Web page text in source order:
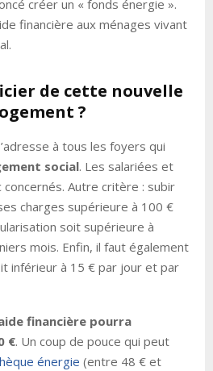
créer un « fonds énergie ».
financière aux ménages vivant
de cette nouvelle
?
à tous les foyers qui
social. Les salariées et
Autre critère : subir
charges supérieure à 100 €
soit supérieure à
mois. Enfin, il faut également
inférieur à 15 € par jour et par
financière pourra
€. Un coup de pouce qui peut
énergie (entre 48 € et